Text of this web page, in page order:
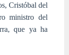
Cristóbal del
ministro del
que ya ha